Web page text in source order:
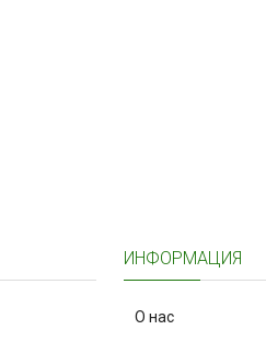
ИНФОРМАЦИЯ
О нас